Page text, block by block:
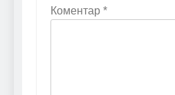
Коментар *